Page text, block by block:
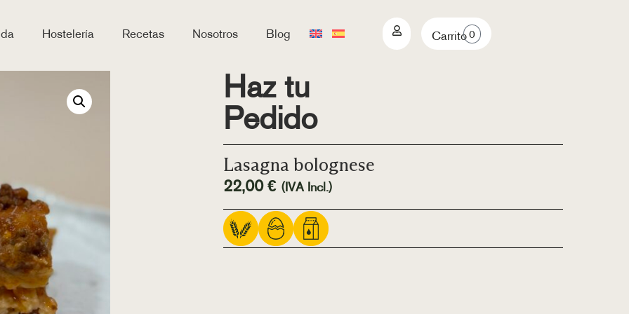
Hostelería Recetas Nosotros Blog Carrito0
Haz tu
Pedido
Lasagna bolognese
22,00€ (IVA Incl.)